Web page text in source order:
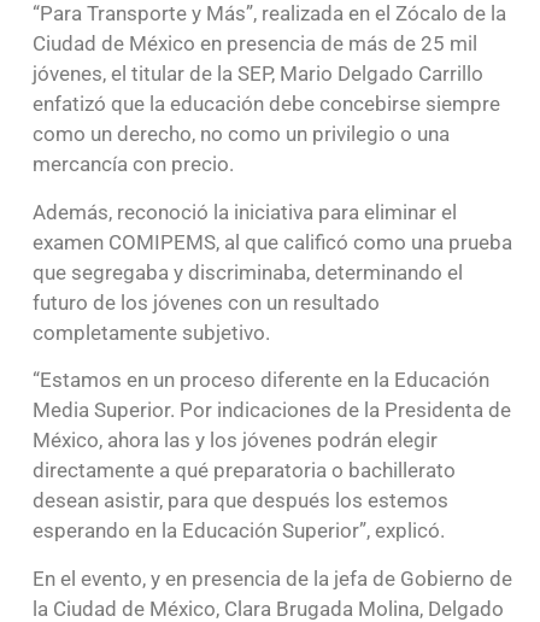
“Para Transporte y Más”, realizada en el Zócalo de la
Ciudad de México en presencia de más de 25 mil
jóvenes, el titular de la SEP, Mario Delgado Carrillo
enfatizó que la educación debe concebirse siempre
como un derecho, no como un privilegio o una
mercancía con precio.
Además, reconoció la iniciativa para eliminar el
examen COMIPEMS, al que calificó como una prueba
que segregaba y discriminaba, determinando el
futuro de los jóvenes con un resultado
completamente subjetivo.
“Estamos en un proceso diferente en la Educación
Media Superior. Por indicaciones de la Presidenta de
México, ahora las y los jóvenes podrán elegir
directamente a qué preparatoria o bachillerato
desean asistir, para que después los estemos
esperando en la Educación Superior”, explicó.
En el evento, y en presencia de la jefa de Gobierno de
la Ciudad de México, Clara Brugada Molina, Delgado